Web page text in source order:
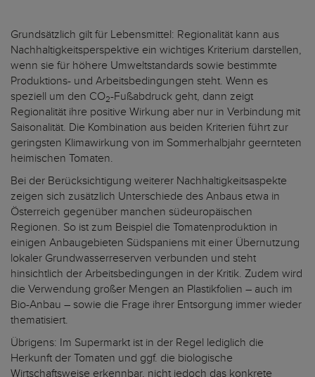
Grundsätzlich gilt für Lebensmittel: Regionalität kann aus
Nachhaltigkeitsperspektive ein wichtiges Kriterium darstellen,
wenn sie für höhere Umweltstandards sowie bestimmte
Produktions- und Arbeitsbedingungen steht. Wenn es
speziell um den CO2-Fußabdruck geht, dann zeigt
Regionalität ihre positive Wirkung aber nur in Verbindung mit
Saisonalität. Die Kombination aus beiden Kriterien führt zur
geringsten Klimawirkung von im Sommerhalbjahr geernteten
heimischen Tomaten.
Bei der Berücksichtigung weiterer Nachhaltigkeitsaspekte
zeigen sich zusätzlich Unterschiede des Anbaus etwa in
Österreich gegenüber manchen südeuropäischen
Regionen. So ist zum Beispiel die Tomatenproduktion in
einigen Anbaugebieten Südspaniens mit einer Übernutzung
lokaler Grundwasserreserven verbunden und steht
hinsichtlich der Arbeitsbedingungen in der Kritik. Zudem wird
die Verwendung großer Mengen an Plastikfolien – auch im
Bio-Anbau – sowie die Frage ihrer Entsorgung immer wieder
thematisiert.
Übrigens: Im Supermarkt ist in der Regel lediglich die
Herkunft der Tomaten und ggf. die biologische
Wirtschaftsweise erkennbar, nicht jedoch das konkrete